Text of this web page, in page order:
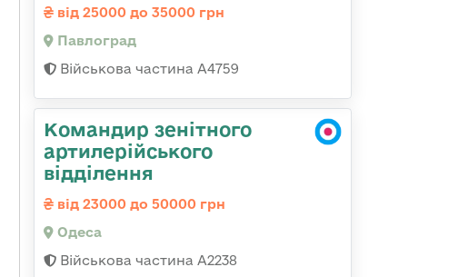
від 25000 до 35000 грн
Павлоград
Військова частина А4759
Командир зенітного
артилерійського
відділення
від 23000 до 50000 грн
Одеса
Військова частина А2238